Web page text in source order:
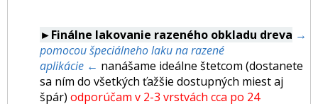
►Finálne lakovanie razeného obkladu dreva →
pomocou špeciálneho laku na razené
aplikácie ← nanášame ideálne štetcom (dostanete
sa ním do všetkých ťažšie dostupných miest aj
špár) odporúčam v 2-3 vrstvách cca po 24